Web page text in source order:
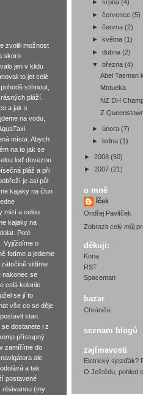
zvolili možnost
skoro
jen v klidu
to jet celé
stihnout,
pláží.
a jak s
na vodu,
místa. Abych
na to jak se
loď dovezou
pláž a při
je asi půl
kajaky na člun
mizí a celou
kajaky na
Poté
Vyjíždíme o
fotíme a jedeme
vidíme
nakonec se
celá kolonie
se jí to
vše co se děje
stan.
dostanete i z
přístupný
zamíříme do
ale
a tak
postavené
obávanou (my
► srpna (4)
► července (5)
► června (2)
► května (1)
► dubna (2)
▼ března (4)
Abel Tasman
Motueka
NZ DH
Z
► února (7)
► ledna (1)
► 2008 (50)
► 2007 (21)
o mně
Íček
Ondřej Pavlíček
Zobrazit celý můj
děkuji:
Kona
RST
Spaceman
bazar
Chrániče
seznam blogů
zajímavosti
Eletrický sjezďák?
O Ještědu, pohled